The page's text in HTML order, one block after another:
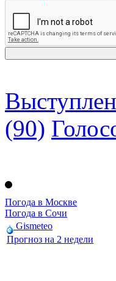
(90)
Погода в Москве
Погода в Сочи
Gismeteo
Прогноз на 2 недели